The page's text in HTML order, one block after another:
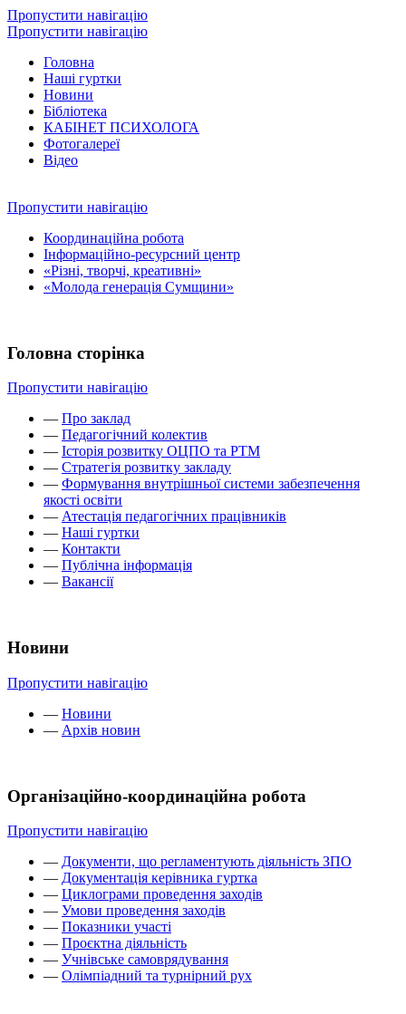
Пропустити навігацію
Пропустити навігацію
Головна
Наші гуртки
Новини
Бібліотека
КАБІНЕТ ПСИХОЛОГА
Фотогалереї
Відео
Пропустити навігацію
Координаційна робота
Інформаційно-ресурсний центр
«Різні, творчі, креативні»
«Молода генерація Сумщини»
Головна сторінка
Пропустити навігацію
— Про заклад
— Педагогічний колектив
— Історія розвитку ОЦПО та РТМ
— Стратегія розвитку закладу
— Формування внутрішньої системи забезпечення
якості освіти
— Атестація педагогічних працівників
— Наші гуртки
— Контакти
— Публічна інформація
— Вакансії
Новини
Пропустити навігацію
— Новини
— Архів новин
Організаційно-координаційна робота
Пропустити навігацію
— Документи, що регламентують діяльність ЗПО
— Документація керівника гуртка
— Циклограми проведення заходів
— Умови проведення заходів
— Показники участі
— Проєктна діяльність
— Учнівське самоврядування
— Олімпіадний та турнірний рух